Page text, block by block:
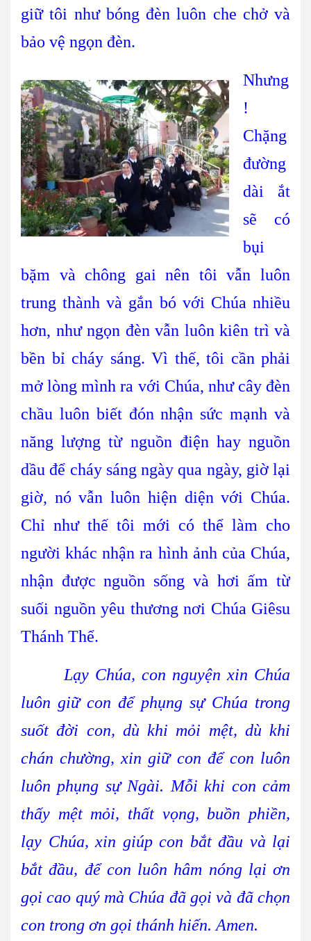
giữ tôi như bóng đèn luôn che chở và
bảo vệ ngọn đèn.
Nhưng
!
Chặng
đường
dài ắt
sẽ có
bụi
bặm và chông gai nên tôi vẫn luôn
trung thành và gắn bó với Chúa nhiều
hơn, như ngọn đèn vẫn luôn kiên trì và
bền bỉ cháy sáng. Vì thế, tôi cần phải
mở lòng mình ra với Chúa, như cây đèn
chầu luôn biết đón nhận sức mạnh và
năng lượng từ nguồn điện hay nguồn
dầu để cháy sáng ngày qua ngày, giờ lại
giờ, nó vẫn luôn hiện diện với Chúa.
Chỉ như thế tôi mới có thể làm cho
người khác nhận ra hình ảnh của Chúa,
nhận được nguồn sống và hơi ấm từ
suối nguồn yêu thương nơi Chúa Giêsu
Thánh Thể.
Lạy Chúa, con nguyện xin Chúa
luôn giữ con để phụng sự Chúa trong
suốt đời con, dù khi mỏi mệt, dù khi
chán chường, xin giữ con để con luôn
luôn phụng sự Ngài. Mỗi khi con cảm
thấy mệt mỏi, thất vọng, buồn phiền,
lạy Chúa, xin giúp con bắt đầu và lại
bắt đầu, để con luôn hâm nóng lại ơn
gọi cao quý mà Chúa đã gọi và đã chọn
con trong ơn gọi thánh hiến. Amen.